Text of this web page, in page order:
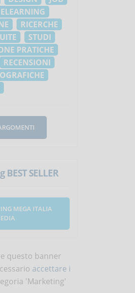
RICERCHE
STUDI
PRATICHE
RECENSIONI
SELLER
MEGA ITALIA
questo banner
accettare i
'Marketing'